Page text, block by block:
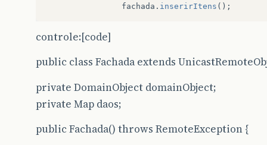
fachada . inserirItens ();
controle:[code]
public class Fachada extends
private DomainObject domainObject;
private Map daos;
public Fachada() throws RemoteException {